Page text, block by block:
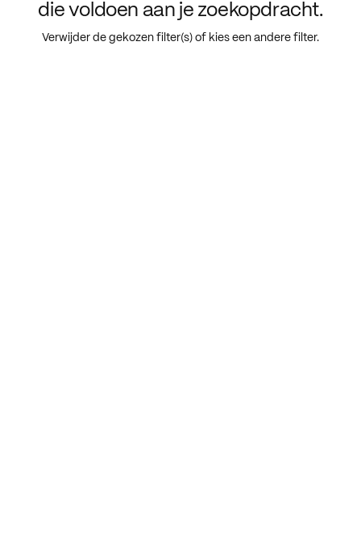
die voldoen aan je zoekopdracht.
Verwijder de gekozen filter(s) of kies een andere filter.